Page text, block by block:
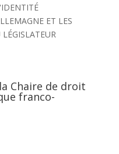
ET LES
Chaire de droit
franco-